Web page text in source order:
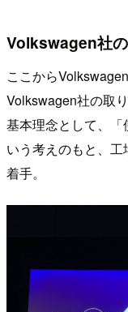
Volkswagen社
ここから
Volkswagen社の取
基本理念として、
いう考えのもと、
着手。